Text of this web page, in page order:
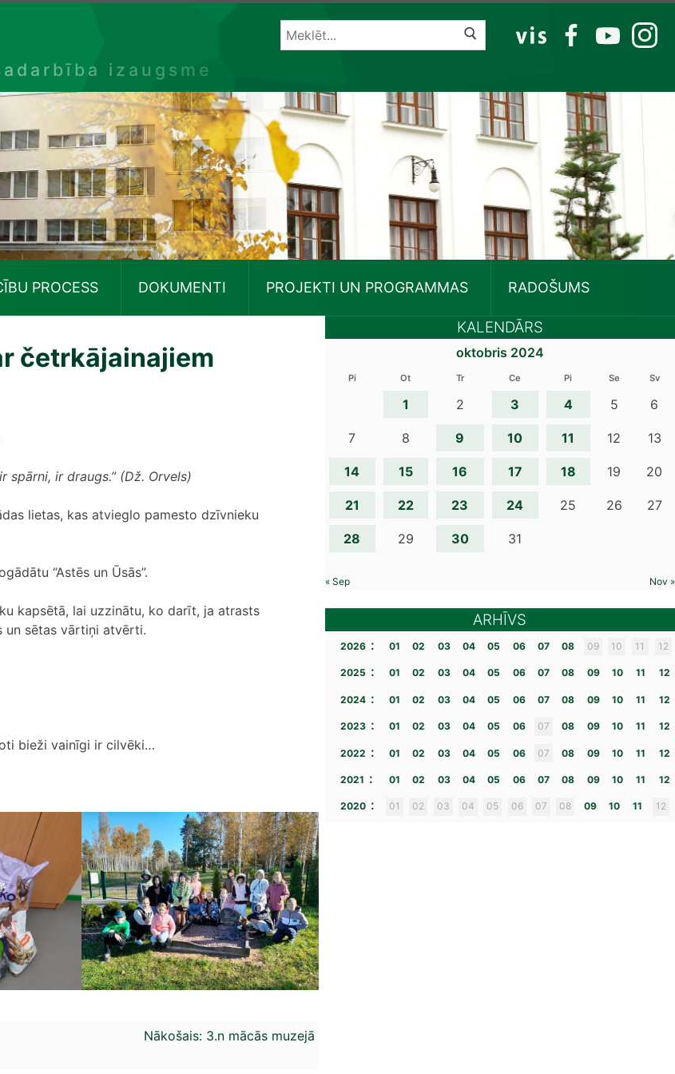
izaugsme
VIS FB YT IG
PROCESS DOKUMENTI PROJEKTI UN PROGRAMMAS RADOŠUMS
četrkājainajiem
spārni, ir draugs.” (Dž. Orvels)
lietas, kas atvieglo pamesto dzīvnieku
“Astēs un Ūsās”.
kapsētā, lai uzzinātu, ko darīt, ja atrasts
un sētas vārtiņi atvērti.
bieži vainīgi ir cilvēki…
Nākošais: 3.n mācās muzejā
KALENDĀRS
oktobris 2024
Pi Ot Tr Ce Pi Se Sv
1 2 3 4 5 6
7 8 9 10 11 12 13
14 15 16 17 18 19 20
21 22 23 24 25 26 27
28 29 30 31
« Sep Nov »
ARHĪVS
2026 : 01 02 03 04 05 06 07 08 09 10 11 12
2025 : 01 02 03 04 05 06 07 08 09 10 11 12
2024 : 01 02 03 04 05 06 07 08 09 10 11 12
2023 : 01 02 03 04 05 06 07 08 09 10 11 12
2022 : 01 02 03 04 05 06 07 08 09 10 11 12
2021 : 01 02 03 04 05 06 07 08 09 10 11 12
2020 : 01 02 03 04 05 06 07 08 09 10 11 12